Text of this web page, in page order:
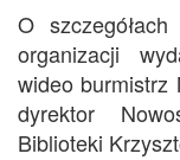
O
organizacji
wideo burmistrz
dyrektor
Biblioteki